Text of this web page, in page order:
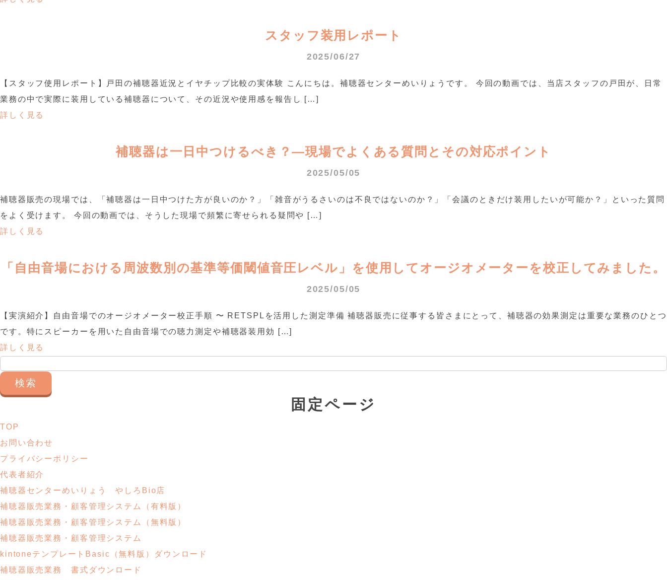
スタッフ装用レポート
2025/06/27
【スタッフ使用レポート】戸田の補聴器近況とイヤチップ比較の実体験 こんにちは。補聴器センターめいりょうです。 今回の動画では、当店スタッフの戸田が、日常
業務の中で実際に装用している補聴器について、その近況や使用感を報告し […]
詳しく見る
補聴器は一日中つけるべき？―現場でよくある質問とその対応ポイント
2025/05/05
補聴器販売の現場では、「補聴器は一日中つけた方が良いのか？」「雑音がうるさいのは不良ではないのか？」「会議のときだけ装用したいが可能か？」といった質問
をよく受けます。 今回の動画では、そうした現場で頻繁に寄せられる疑問や […]
詳しく見る
「自由音場における周波数別の基準等価閾値音圧レベル」を使用してオージオメーターを校正してみました。
2025/05/05
【実演紹介】自由音場でのオージオメーター校正手順 〜 RETSPLを活用した測定準備 補聴器販売に従事する皆さまにとって、補聴器の効果測定は重要な業務のひとつ
です。特にスピーカーを用いた自由音場での聴力測定や補聴器装用効 […]
詳しく見る
索:
固定ページ
TOP
お問い合わせ
プライバシーポリシー
代表者紹介
補聴器センターめいりょう やしろBio店
補聴器販売業務・ 顧客管理システム
（有料版）
補聴器販売業務・ 顧客管理システム
（無料版）
補聴器販売業務・顧客管理システム
kintoneテンプレートBasic （無料版）ダウンロード
補聴器販売業務
書式ダウンロード